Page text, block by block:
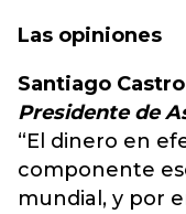
Las opiniones
Santiago
Presidente de
“El dinero en
componente
mundial, y por